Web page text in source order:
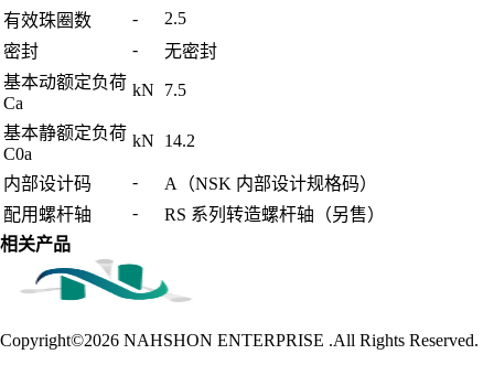
有效珠圈数
-
2.5
密封
-
无密封
基本动额定负荷
Ca
kN 7.5
基本静额定负荷
C0a
kN 14.2
内部设计码 -
A（NSK 内部设计规格码）
配用螺杆轴
-
RS 系列转造螺杆轴（另售）
相关产品
Copyright©2026 NAHSHON ENTERPRISE .All Rights Reserved.